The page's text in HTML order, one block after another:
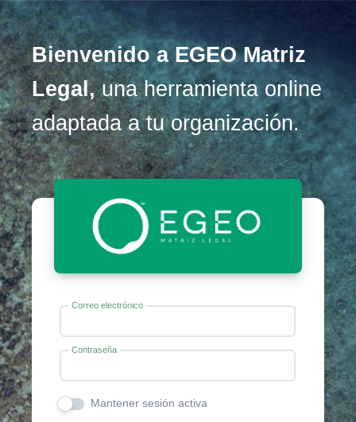
Bienvenido a EGEO Matriz
Legal,una herramienta online
adaptada a tu organización.
Correo electrónico
Contraseña
Mantener sesión activa